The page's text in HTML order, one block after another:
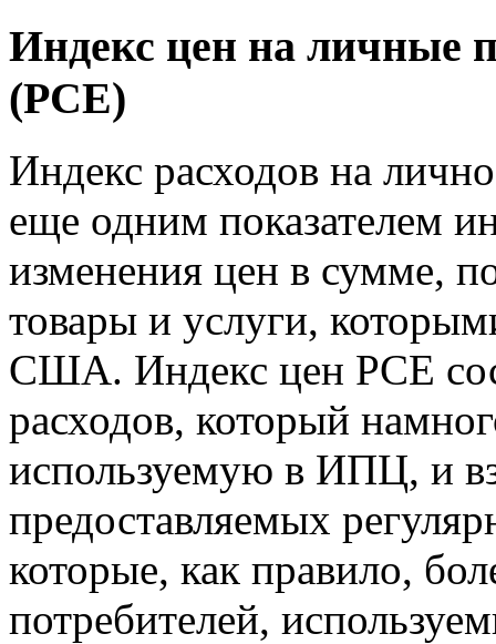
Индекс цен на личные
(PCE)
Индекс расходов на
еще одним показателем
изменения цен в сумме,
товары и услуги,
США. Индекс цен PCE
расходов, который
используемую в ИПЦ, и
предоставляемых
которые, как правило,
потребителей,